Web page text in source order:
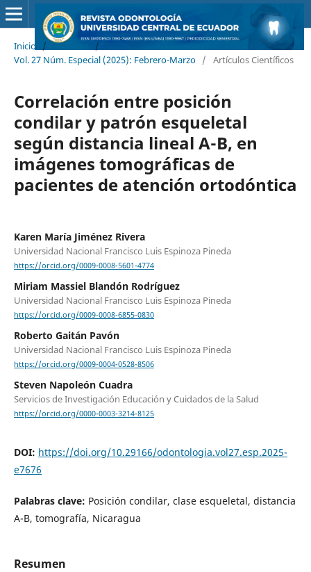
Inicio / Archivos
/
Vol. 27 Núm. Especial (2025): Febrero-Marzo / Artículos Científicos
Correlación entre posición
condilar y patrón esqueletal
según distancia lineal A-B, en
imágenes tomográficas de
pacientes de atención ortodóntica
Karen María Jiménez Rivera
Universidad Nacional Francisco Luis Espinoza Pineda
https://orcid.org/0009-0008-5601-4774
Miriam Massiel Blandón Rodríguez
Universidad Nacional Francisco Luis Espinoza Pineda
https://orcid.org/0009-0008-6855-0830
Roberto Gaitán Pavón
Universidad Nacional Francisco Luis Espinoza Pineda
https://orcid.org/0009-0004-0528-8506
Steven Napoleón Cuadra
Servicios de Investigación Educación y Cuidados de la Salud
https://orcid.org/0000-0003-3214-8125
DOI: https://doi.org/10.29166/odontologia.vol27.esp.2025-
e7676
Palabras clave: Posición condilar, clase esqueletal, distancia
A-B, tomografía, Nicaragua
Resumen